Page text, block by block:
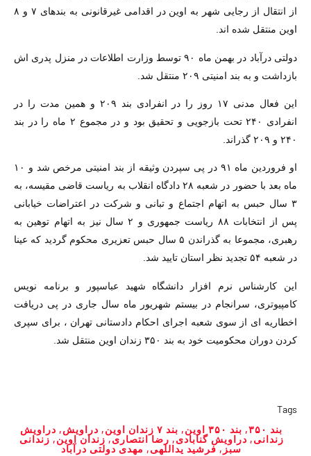
از انتقال از رجایی شهر به اوین در اقدامی غیرقانونی به بندهای ۷ و ۸
اوین منتقل شده اند.
دولتی درآباد در بهمن ماه ۹۰ توسط وزارت اطلاعات در منزل پدری اش
بازداشت و به بند امنیتی ۲۰۹ منتقل شد.
این فعال مدنی ۱۷ روز را در انفرادی بند ۲۰۹ و همین مدت را در
انفرادی ۲۴۰ تحت بازجویی و تحقیق بود و در مجموع ۲ ماه را در بند
۲۴۰ و ۲۰۹ گذراند.
او فروردین ماه ۹۱ در پی سپردن وثیقه از بند امنیتی مرخص شد و ۱۰
ماه بعد با حضور در شعبه ۲۸ دادگاه انقلاب به ریاست قاضی مقیسه، به
۳ سال حبس به اتهام اجتماع و تبانی و شرکت در اعتراضات خیابانی
پس از انتخابات ۸۸ ریاست جمهوری و ۲ سال نیز به اتهام توهین به
رهبری، مجموعا به گذراندن ۵ سال حبس تعزیری محکوم گردید که عینا
در شعبه ۵۴ تجدید نظر استان تایید شد.
این کارشناس نرم افزار دانشگاه شهید عباسپور و برنامه نویس
کامپیوتری، سرانجام در بیستم شهریور ماه سال جاری در پی دریافت
اخطاریه ای از سوی شعبه اجرای احکام دادستانی تهران ، برای سپری
کردن دوران محکومیت خود به بند ۳۵۰ زندان اوین منتقل شد.
Tags
بند ۳۵۰
, بند ۳۵۰ اوین , بند ۷ زندان اوین , دراویش, دراویش
زندانی, دراویش گنابادی, رضا انتصاری,زندان اوین, زندانی
سبز , فرشید یداللهی, مهدی دولتی درآباد